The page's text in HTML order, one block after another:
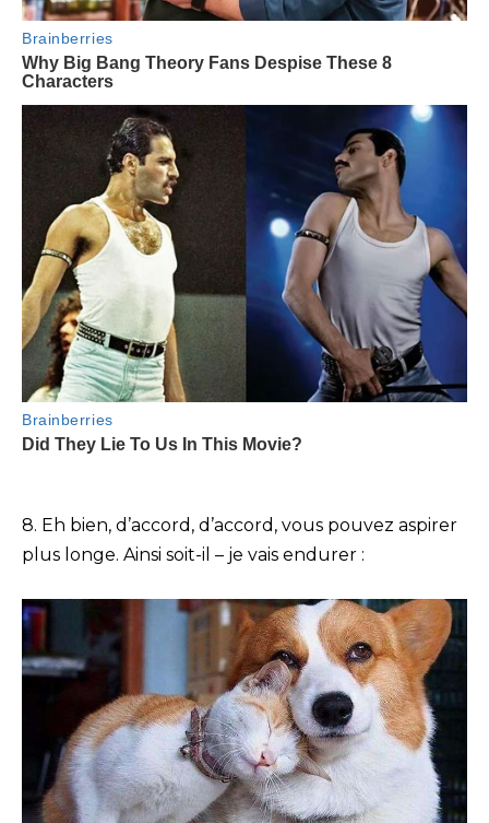
8. Eh bien, d’accord, d’accord, vous pouvez aspirer
plus longe. Ainsi soit-il – je vais endurer :